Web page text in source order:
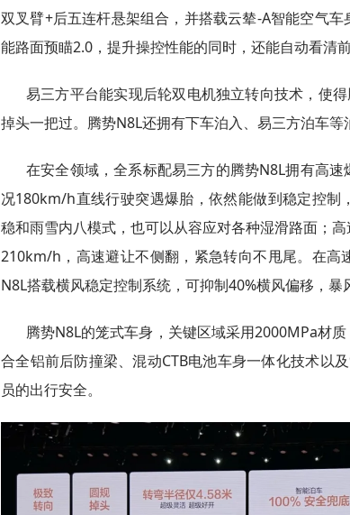
双叉臂+后五连杆悬架组合，并搭载云辇-A智能空气
能路面预瞄2.0，提升操控性能的同时，还能自动看清
易三方平台能实现后轮双电机独立转向技术，使
掉头一把过。腾势N8L还拥有下车泊入、易三方泊车等
在安全领域，全系标配易三方的腾势N8L拥有高
况180km/h直线行驶突遇爆胎，依然能做到稳定控制
稳和雨雪内八模式，也可以从容应对各种湿滑路面；
210km/h，高速避让不侧翻，紧急转向不甩尾。在高
N8L搭载横风稳定控制系统，可抑制40%横风偏移，暴
腾势N8L的笼式车身，关键区域采用2000MPa材
合全铝前后防撞梁、混动CTB电池车身一体化技术以
员的出行安全。